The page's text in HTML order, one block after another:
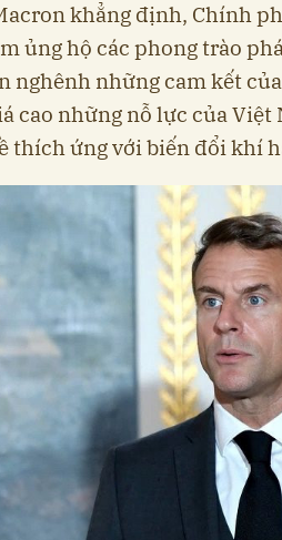
khẳng định, Chính
ủng hộ các phong trào
nghênh những cam kết
cao những nỗ lực của
thích ứng với biến đổi khí